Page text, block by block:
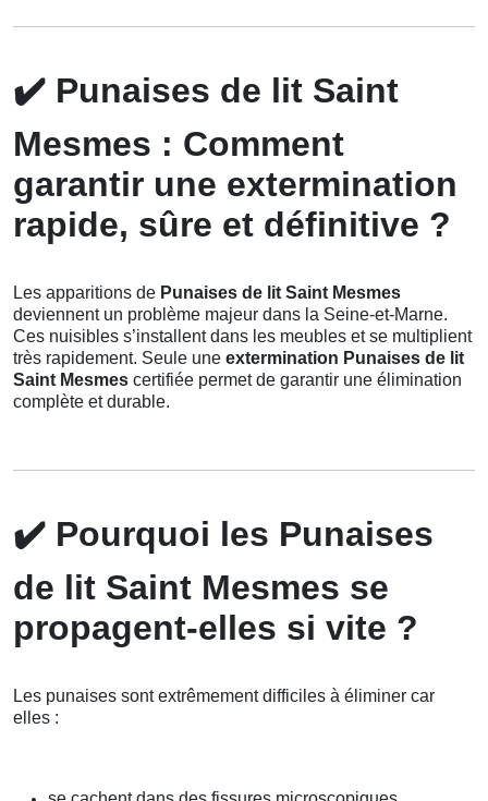
✔️ Punaises de lit Saint
Mesmes : Comment
garantir une extermination
rapide, sûre et définitive ?
Les apparitions de Punaises de lit Saint Mesmes
deviennent un problème majeur dans la Seine-et-Marne.
Ces nuisibles s’installent dans les meubles et se multiplient
très rapidement. Seule une extermination Punaises de lit
Saint Mesmes certifiée permet de garantir une élimination
complète et durable.
✔️ Pourquoi les Punaises
de lit Saint Mesmes se
propagent-elles si vite ?
Les punaises sont extrêmement difficiles à éliminer car
elles :